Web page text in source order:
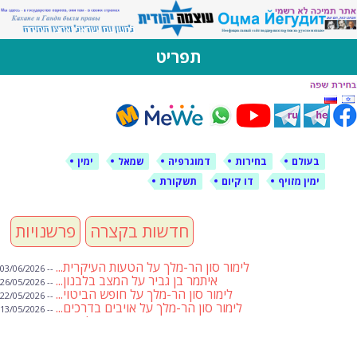
לימין עוצמה יהודית
אתר תמיכה ברוסית ובעברית
תפריט
דילוג
לתוכן
בעולם בחירות דמוגרפיה שמאל
ימין
ימין מזויף
דו קיום תשקורת
פרשנויות חדשות בקצרה
לימור סון הר-מלך על הטעות העיקרית... -- 03/06/2026
איתמר בן גביר על המצב בלבנון... -- 26/05/2026
לימור סון הר-מלך על חופש הביטוי... -- 22/05/2026
לימור סון הר-מלך על אויבים בדרכים... -- 13/05/2026
שבועת אמונים לדעאש